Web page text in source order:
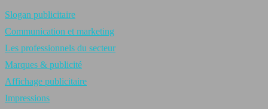
Slogan publicitaire
Communication et marketing
Les professionnels du secteur
Marques & publicité
Affichage publicitaire
Impressions